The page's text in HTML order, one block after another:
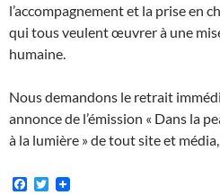
l’accompagnement et la prise en
qui tous veulent œuvrer à une
humaine.
Nous demandons le retrait
annonce de l’émission « Dans la
à la lumière » de tout site et
F
T